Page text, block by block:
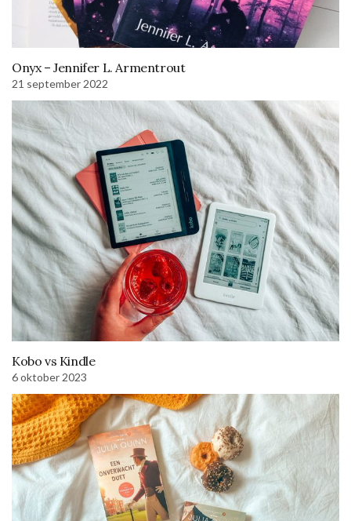
Onyx – Jennifer L. Armentrout
21 september 2022
Kobo vs Kindle
6 oktober 2023